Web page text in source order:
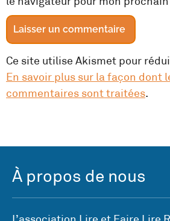
Ce site utilise Akismet pour
En savoir plus sur la façon dont
commentaires sont traitées.
À propos de nous